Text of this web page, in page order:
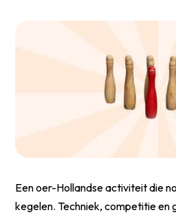
Een oer-Hollandse activiteit die
kegelen. Techniek, competitie en